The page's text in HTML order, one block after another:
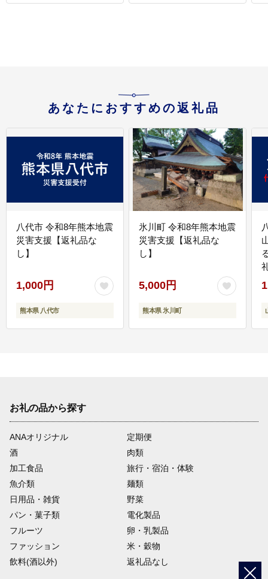
あなたにおすすめの返礼品
八代市 令和8年熊本地震
災害支援【返礼品な
し】
1,000円
熊本県 八代市
氷川町 令和8年熊本地震
災害支援【返礼品な
し】
5,000円
熊本県 氷川町
お礼の品から探す
ANAオリジナル
定期便
酒
肉類
加工食品
旅行・宿泊・体験
魚介類
麺類
日用品・雑貨
野菜
パン・菓子類
電化製品
フルーツ
卵・乳製品
ファッション
米・穀物
飲料(酒以外)
返礼品なし